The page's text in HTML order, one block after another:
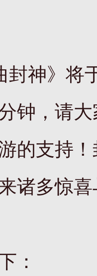
神》将
钟，请
的支持
诸多惊
：